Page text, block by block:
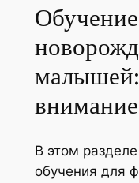
малышей:
В этом
обучения для